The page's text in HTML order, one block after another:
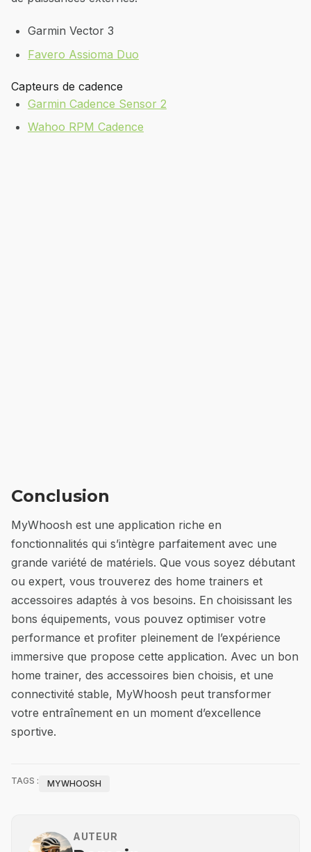
Garmin Vector 3
Favero Assioma Duo
Capteurs de cadence
Garmin Cadence Sensor 2
Wahoo RPM Cadence
Conclusion
MyWhoosh est une application riche en
fonctionnalités qui s’intègre parfaitement avec une
grande variété de matériels. Que vous soyez débutant
ou expert, vous trouverez des home trainers et
accessoires adaptés à vos besoins. En choisissant les
bons équipements, vous pouvez optimiser votre
performance et profiter pleinement de l’expérience
immersive que propose cette application. Avec un bon
home trainer, des accessoires bien choisis, et une
connectivité stable, MyWhoosh peut transformer
votre entraînement en un moment d’excellence
sportive.
TAGS : MYWHOOSH
AUTEUR